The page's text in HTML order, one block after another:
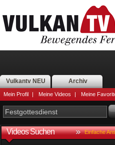
Vulkantv NEU Archiv
Mein Profil | Meine Videos | Meine
Videos Suchen Einfache